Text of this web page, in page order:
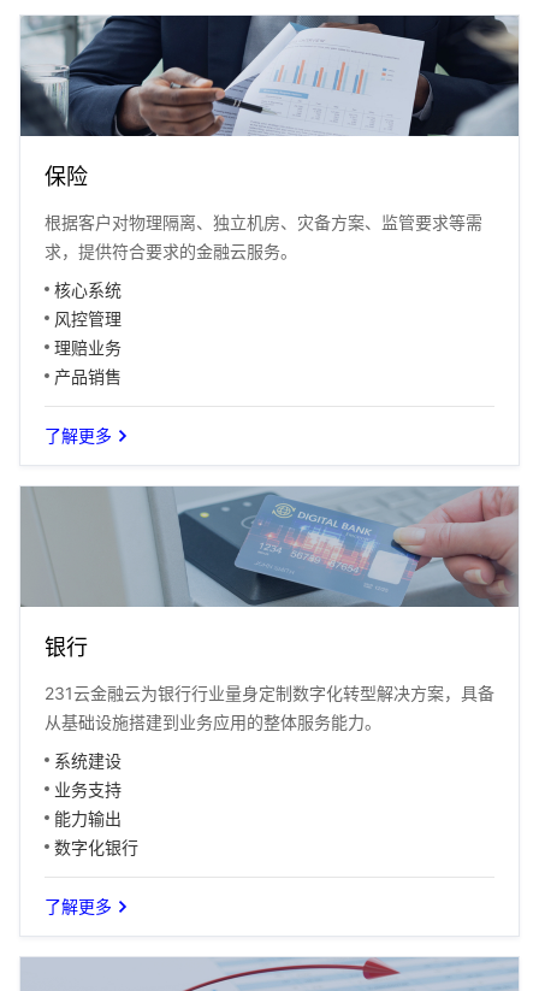
保险
根据客户对物理隔离、独立机房、灾备方案、监管要求等需
求，提供符合要求的金融云服务。
核心系统
风控管理
理赔业务
产品销售
了解更多
银行
231云金融云为银行行业量身定制数字化转型解决方案，具备
从基础设施搭建到业务应用的整体服务能力。
系统建设
业务支持
能力输出
数字化银行
了解更多